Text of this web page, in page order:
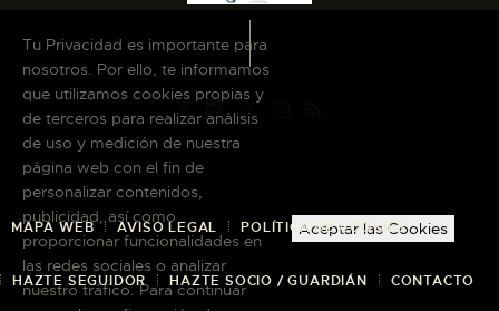
MAPA WEB AVISO LEGAL POLÍTICA DE COOKIES
HAZTE SEGUIDOR HAZTE SOCIO / GUARDIÁN CONTACTO
Tu Privacidad es importante para
nosotros. Por ello, te informamos
que utilizamos cookies propias y
de terceros para realizar análisis
de uso y medición de nuestra
página web con el fin de
personalizar contenidos,
publicidad, así como
proporcionar funcionalidades en
las redes sociales o analizar
nuestro tráfico. Para continuar
Aceptar las Cookies